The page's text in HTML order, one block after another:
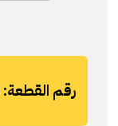
رقم القطعة: